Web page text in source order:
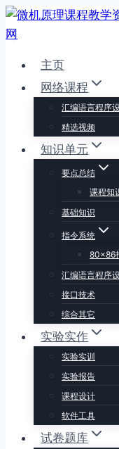
跳
到
主页
网络课程
汇编语言程序
精选视频
知识单元
要点总结
课程知
基础知识
指令系统
80×86
汇编语言程序
接口技术
综合其它
实验实作
实验实训
实验报告
课程设计
软件工具
试卷题库